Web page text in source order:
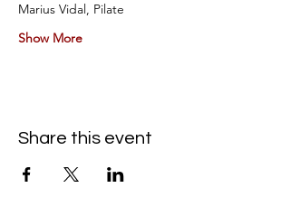
Marius Vidal, Pilate
Show More
Share this event